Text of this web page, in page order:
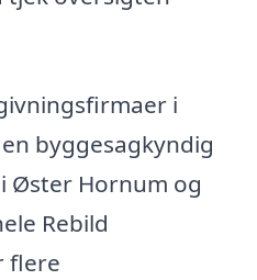
i
byggesagkyndig
Øster Hornum og
Rebild
flere